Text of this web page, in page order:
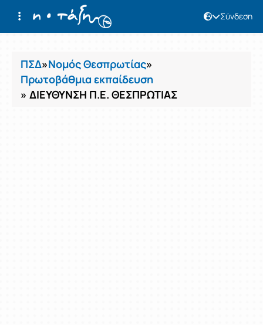
Σύνδεση
Μαθήματα
ΠΣΔ»Νομός Θεσπρωτίας»
Πρωτοβάθμια εκπαίδευση
» ΔΙΕΥΘΥΝΣΗ Π.Ε. ΘΕΣΠΡΩΤΙΑΣ